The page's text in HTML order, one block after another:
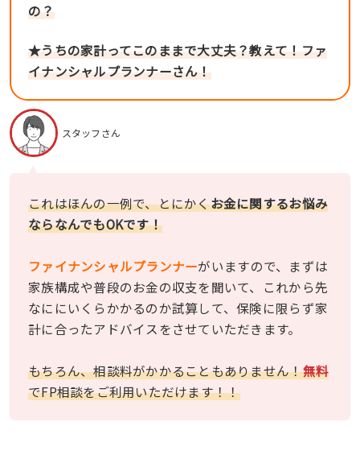
の？
★うちの家計ってこのままで大丈夫？教えて！ファ
イナンシャルプランナーさん！
スタッフさん
これはほんの一例で、とにかくお金に関するお悩み
ならなんでもOKです！
ファイナンシャルプランナーがいますので、まずは
家族構成や普段のお金の収支を聞いて、これから先
なににいくらかかるのか試算して、保険に限らず家
計に合ったアドバイスをさせていただきます。
もちろん、相談料がかかることもありません！無料
でFP相談をご利用いただけます！！